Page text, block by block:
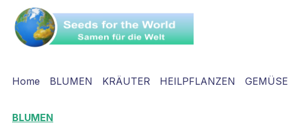
Zur Hauptnavigation springen
Home BLUMEN KRÄUTER HEILPFLANZEN GEMÜSE
BLUMEN